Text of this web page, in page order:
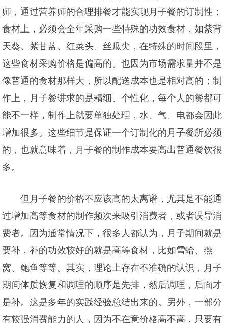
师，通过营养师的合理排餐才能实现月子餐的订制性；
食材上，必须会全年采购一些特殊的功效食材，如紫背
天葵、紫甘蓝、红菜头、丝瓜尖，在特殊的时间段里，
这些食材采购价格是偏高的。也因为市场需求量并不是
像普通的食材那样大，所以配送成本也是相对高的；制
作上，月子餐讲求的是精细、个性化，每个人的餐都可
能不一样，制作上就要单独处理，水、气、电都会因此
增加很多。这些细节是保证一个订制化的月子餐所必须
的，也就意味着，月子餐的制作成本要高出普通餐饮很
多。
但月子餐的价格不应该高的太离谱，尤其是不能通
过增加高等食材的制作频次来吸引消费者，或者误导消
费者。因为通常情况下，很多人都认为，月子期间就是
要补，补的功效较好的就是高等食材，比如雪蛤、燕
窝、鲍鱼等等。其实，理论上存在不准确的认识，月子
期间体质恢复和调理的顺序是先排，然后调理， 后面才
是补。这是多年的实践经验总结出来的。另外，一部分
有较强消费能力的人，因为不在意价格高不高，只要有